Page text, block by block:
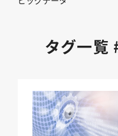
タグ一覧